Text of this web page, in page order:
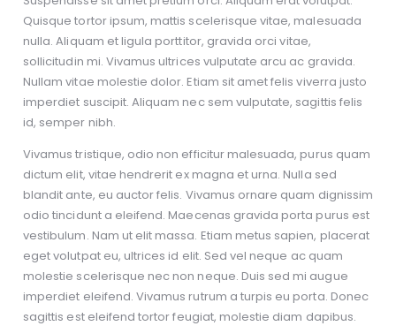
Quisque tortor ipsum, mattis scelerisque vitae, malesuada
nulla. Aliquam et ligula porttitor, gravida orci vitae,
sollicitudin mi. Vivamus ultrices vulputate arcu ac gravida.
Nullam vitae molestie dolor. Etiam sit amet felis viverra justo
imperdiet suscipit. Aliquam nec sem vulputate, sagittis felis
id, semper nibh.
Vivamus tristique, odio non efficitur malesuada, purus quam
dictum elit, vitae hendrerit ex magna et urna. Nulla sed
blandit ante, eu auctor felis. Vivamus ornare quam dignissim
odio tincidunt a eleifend. Maecenas gravida porta purus est
vestibulum. Nam ut elit massa. Etiam metus sapien, placerat
eget volutpat eu, ultrices id elit. Sed vel neque ac quam
molestie scelerisque nec non neque. Duis sed mi augue
imperdiet eleifend. Vivamus rutrum a turpis eu porta. Donec
sagittis est eleifend tortor feugiat, molestie diam dapibus.